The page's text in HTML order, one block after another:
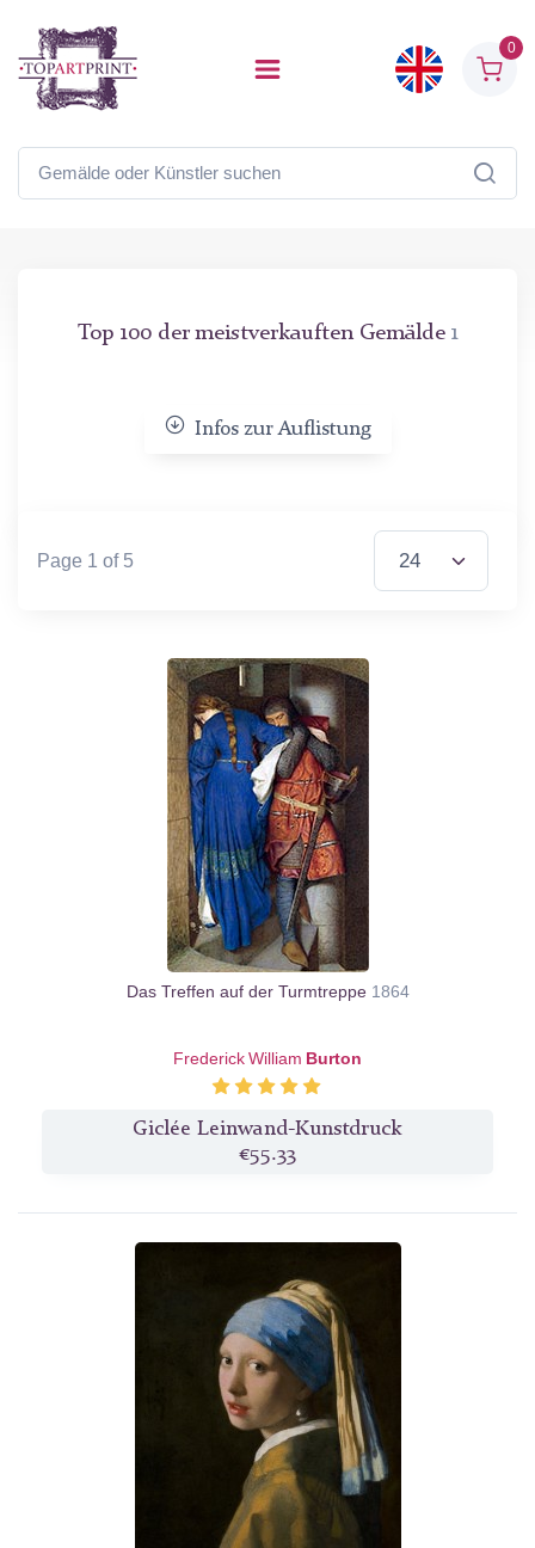
0
Top 100 der meistverkauften Gemälde 1
Infos zur Auflistung
Page 1 of 5
Das Treffen auf der Turmtreppe 1864
Frederick William Burton
Giclée Leinwand-Kunstdruck
€55.33